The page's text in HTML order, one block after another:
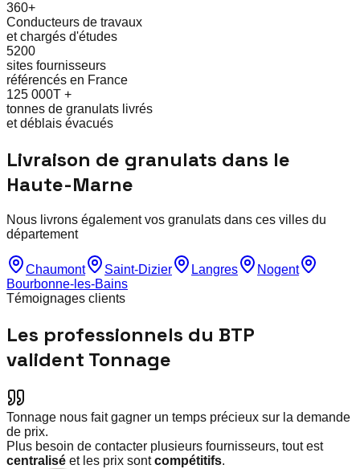
360+
Conducteurs de travaux
et chargés d'études
5200
sites fournisseurs
référencés en France
125 000T +
tonnes de granulats livrés
et déblais évacués
Livraison de granulats dans le
Haute-Marne
Nous livrons également vos granulats dans ces villes du
département
Chaumont Saint-Dizier Langres
Nogent
Bourbonne-les-Bains
Témoignages clients
Les professionnels du BTP
valident Tonnage
Tonnage nous fait gagner un temps précieux sur la demande
de prix.
Plus besoin de contacter plusieurs fournisseurs, tout est
centralisé et les prix sontcompétitifs.